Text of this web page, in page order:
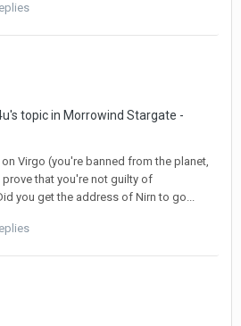
topic in Morrowind Stargate -
Virgo (you're banned from the planet,
that you're not guilty of
you get the address of Nirn to go...